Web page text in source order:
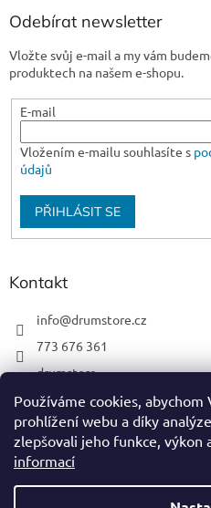
Používáme cookies,
prohlížení webu a díky
zlepšovali jeho funkce, výkon
informací
Odebírat newsletter
Vložte svůj e-mail a my vám
produktech na našem e-shopu.
E-mail
Vložením e-mailu souhlasíte s
údajů
PŘIHLÁSIT SE
Kontakt
info@drumstore.cz
773 676 361
drumstore
drumstore.cz
https://www.youtube.com/